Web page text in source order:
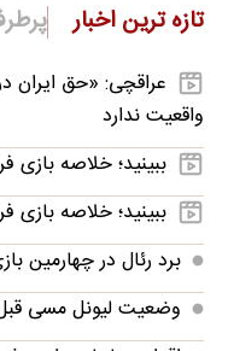
تازه ترین اخبار
عراقچی: «حق ایران
واقعیت ندارد
ببینید؛ خلاصه بازی فرنتس
ببینید؛ خلاصه بازی فرنتس
برد رئال در چهارمین
وضعیت لیونل مسی